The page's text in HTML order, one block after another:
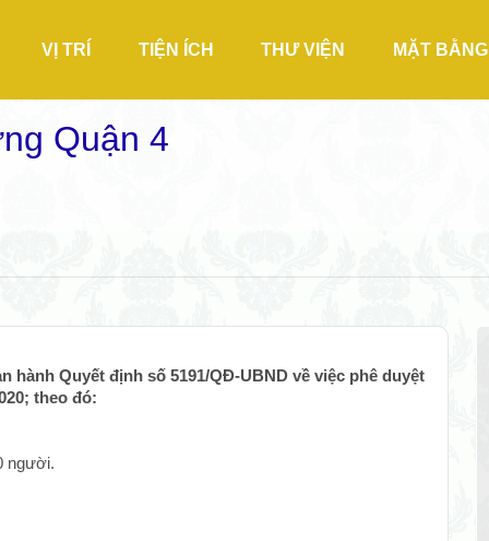
VỊ TRÍ TIỆN ÍCH THƯ VIỆN MẶT BẰNG
Quận 4
hành Quyết định số 5191/QĐ-UBND về việc phê duyệt
theo đó:
người.